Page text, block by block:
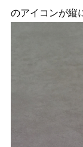
のアイコンが縦